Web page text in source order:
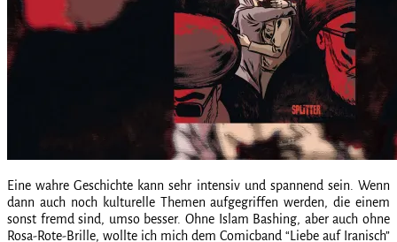
Eine wahre Geschichte kann sehr intensiv und spannend sein. Wenn
dann auch noch kulturelle Themen aufgegriffen werden, die einem
sonst fremd sind, umso besser. Ohne Islam Bashing, aber auch ohne
Rosa-Rote-Brille, wollte ich mich dem Comicband “Liebe auf Iranisch”